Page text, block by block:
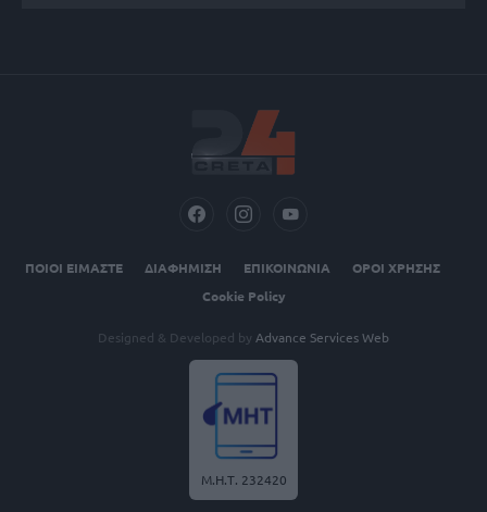
ΠΟΙΟΙ ΕΙΜΑΣΤΕ ΔΙΑΦΗΜΙΣΗ ΕΠΙΚΟΙΝΩΝΙΑ
ΟΡΟΙ ΧΡΗΣΗΣ
Cookie Policy
Designed & Developed by Advance Services Web
Μ.Η.Τ. 232420